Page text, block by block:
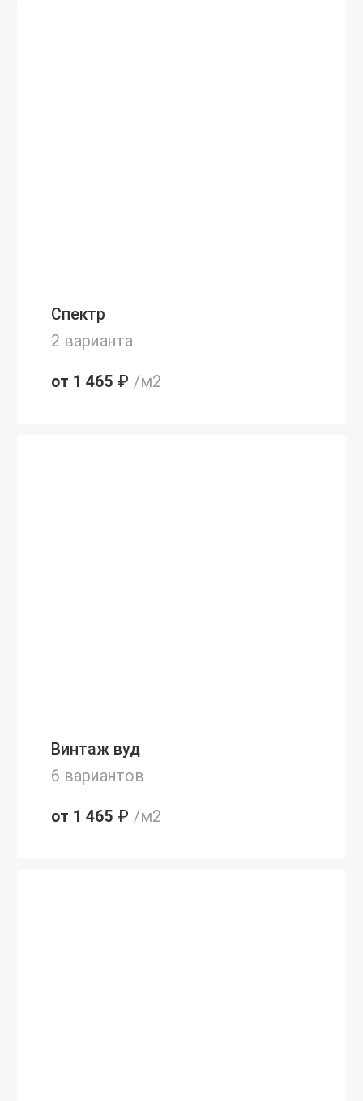
Спектр
2 варианта
от 1 465 ₽ /м2
Винтаж вуд
6 вариантов
от 1 465 ₽ /м2